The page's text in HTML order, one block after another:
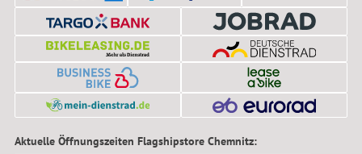
Aktuelle Öffnungszeiten Flagshipstore Chemnitz: